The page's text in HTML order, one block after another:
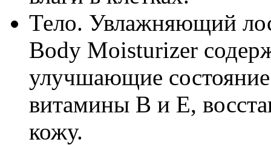
Тело. Увлажняющий
Body Moisturizer
улучшающие
витамины B и Е,
кожу.